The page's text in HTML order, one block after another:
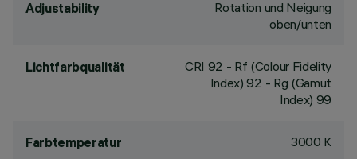
Adjustability
Rotation und Neigung
oben/unten
Lichtfarbqualität CRI 92 - Rf (Colour Fidelity
Index) 92 - Rg (Gamut
Index) 99
Farbtemperatur 3000 K